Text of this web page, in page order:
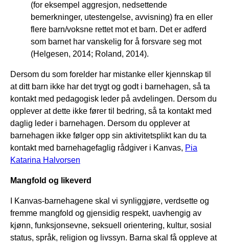
(for eksempel aggresjon, nedsettende
bemerkninger, utestengelse, avvisning) fra en eller
flere barn/voksne rettet mot et barn. Det er adferd
som barnet har vanskelig for å forsvare seg mot
(Helgesen, 2014; Roland, 2014).
Dersom du som forelder har mistanke eller kjennskap til
at ditt barn ikke har det trygt og godt i barnehagen, så ta
kontakt med pedagogisk leder på avdelingen. Dersom du
opplever at dette ikke fører til bedring, så ta kontakt med
daglig leder i barnehagen. Dersom du opplever at
barnehagen ikke følger opp sin aktivitetsplikt kan du ta
kontakt med barnehagefaglig rådgiver i Kanvas, Pia
Katarina Halvorsen
Mangfold og likeverd
I Kanvas-barnehagene skal vi synliggjøre, verdsette og
fremme mangfold og gjensidig respekt, uavhengig av
kjønn, funksjonsevne, seksuell orientering, kultur, sosial
status, språk, religion og livssyn. Barna skal få oppleve at